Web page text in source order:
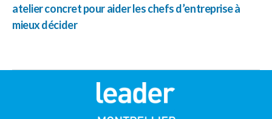
atelier concret pour aider les chefs d’entreprise à
mieux décider